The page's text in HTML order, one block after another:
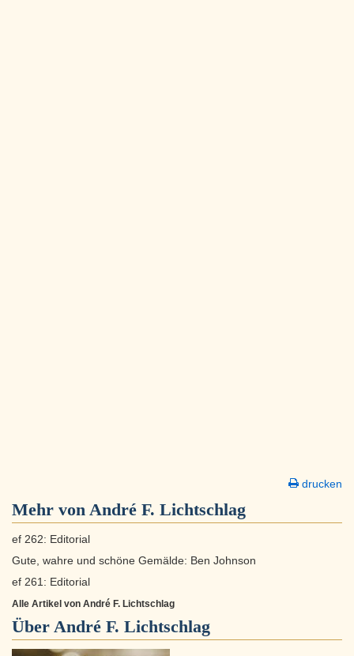
drucken
Mehr von André F. Lichtschlag
ef 262: Editorial
Gute, wahre und schöne Gemälde: Ben Johnson
ef 261: Editorial
Alle Artikel von André F. Lichtschlag
Über André F. Lichtschlag